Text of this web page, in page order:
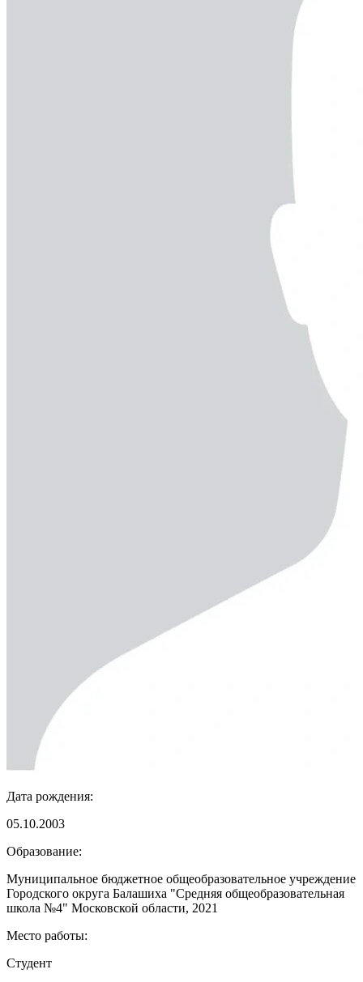
Дата рождения:
05.10.2003
Образование:
Муниципальное бюджетное общеобразовательное учреждение
Городского округа Балашиха "Средняя общеобразовательная
школа №4" Московской области, 2021
Место работы:
Студент